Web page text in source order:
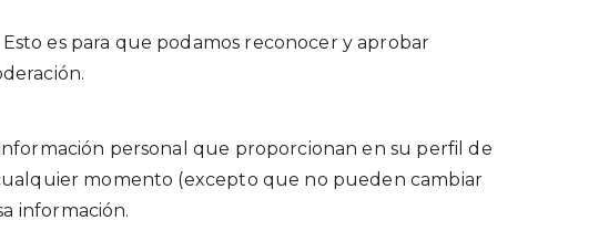
es para que podamos reconocer y aprobar
personal que proporcionan en su perfil de
momento (excepto que no pueden cambiar
información.